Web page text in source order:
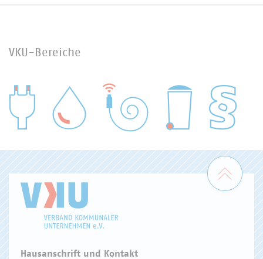
VKU-Bereiche
WASSER/ABWASSER
Zum
Hausanschrift und Kontakt